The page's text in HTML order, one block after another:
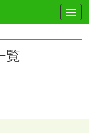
覧